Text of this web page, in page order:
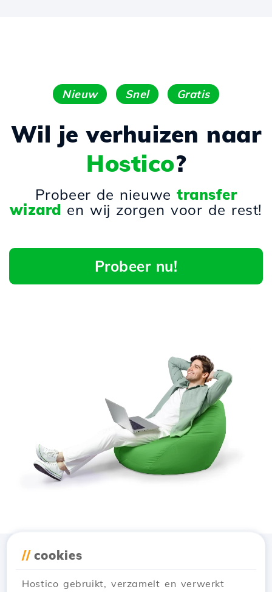
Nieuw Snel Gratis
Wil je verhuizen naar
Hostico?
Probeer de nieuwetransfer
wizard en wij zorgen voor de rest!
Probeer nu!
// cookies
Hostico gebruikt, verzamelt en verwerkt
Download de app